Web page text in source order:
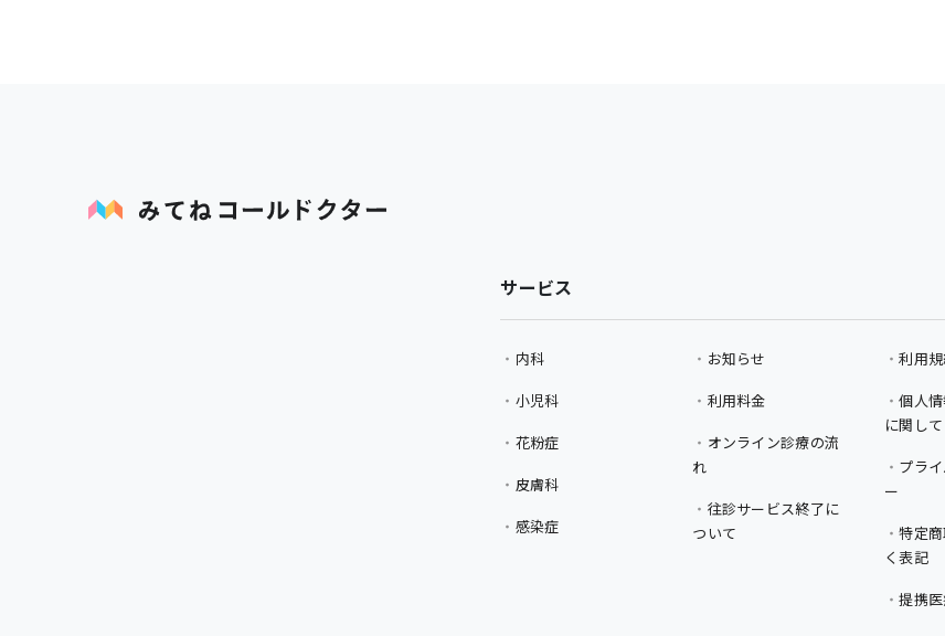
サービス
内科
小児科
花粉症
皮膚科
感染症
お知らせ
利用料金
オンライン診療の流
れ
往診サービス終了に
ついて
利用
個人
に関して
プラ
ー
特定
く表記
提携